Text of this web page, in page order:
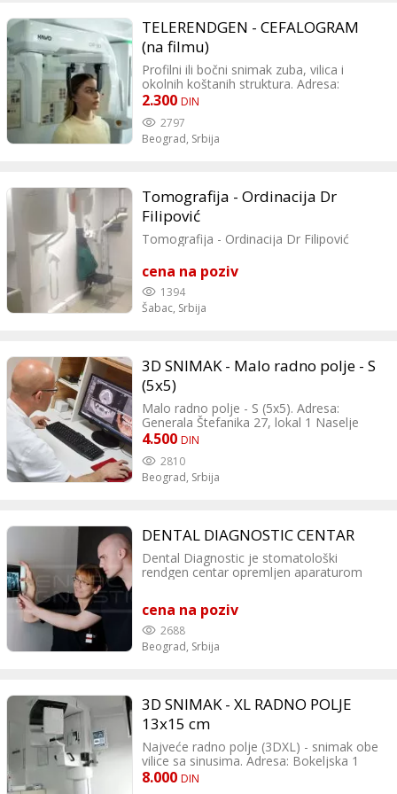
TELERENDGEN - CEFALOGRAM
(na filmu)
Profilni ili bočni snimak zuba, vilica i
okolnih koštanih struktura. Adresa:
Ustanička 170v Kontakt: tel:011/4544311
petak:8h-20h Subota:9h-16h
Nedelja:neradna
2.300 DIN
2797
Beograd, Srbija
Tomografija - Ordinacija Dr
Filipović
Tomografija - Ordinacija Dr Filipović
cena na poziv
1394
Šabac, Srbija
3D SNIMAK - Malo radno polje - S
(5x5)
Malo radno polje - S (5x5). Adresa:
Generala Štefanika 27, lokal 1 Naselje
Stepa Stepanović Kontakt: 011/ 77-07-117
4.500 DIN
2810
Beograd, Srbija
DENTAL DIAGNOSTIC CENTAR
Dental Diagnostic je stomatološki
rendgen centar opremljen aparaturom
snimaka zuba i vilice najboljeg kvaliteta.
Vršimo digitalna snimanja pojedinačnih
zuba kao i ortopana u HD i ULTRA HD
rezoluciji. Savremena tehnologija nam
obezbeđuje snimanje sa umanjenom
Radiološki tehničari Dental Diagnostic
centra su obučeni za sve vrste snimanja i
poseduju licencu za rad izdatu od strane
Agencije za zaštitu od jonizujućeg
zračenja i nuklearnu sigurnost Republike
Srbije. Pored odlične opreme naši visoki
standardi radi uključuju i pitanja
cena na poziv
2688
Beograd, Srbija
3D SNIMAK - XL RADNO POLJE
13x15 cm
Najveće radno polje (3DXL) - snimak obe
vilice sa sinusima. Adresa: Bokeljska 1
(Bulevar Oslobođenja 63a), Beograd
8.000 DIN